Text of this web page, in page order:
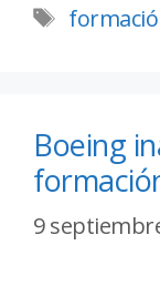
Boeing
9